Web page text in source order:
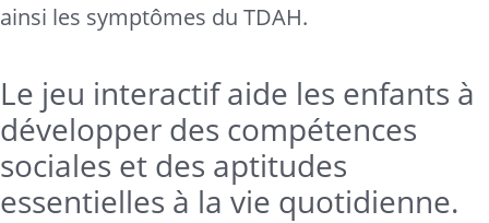
ainsi les symptômes du TDAH.
Le jeu interactif aide les enfants à
développer des compétences
sociales et des aptitudes
essentielles à la vie quotidienne.